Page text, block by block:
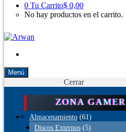
0 Tu Carrito$ 0,00
No hay productos en el carrito.
Menú
Cerrar
ZONA GAMER
Almacenamiento (61)
Discos Externos (5)